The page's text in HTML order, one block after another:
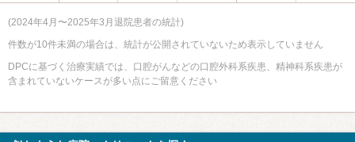
(2024年4月〜2025年3月退院患者の統計)
件数が10件未満の場合は、統計が公開されていないため表示していません
DPCに基づく治療実績では、口腔がんなどの口腔外科系疾患、精神科系疾患が
含まれていないケースが多い点にご留意ください